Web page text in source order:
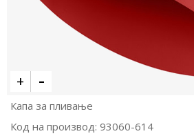
Капа за пливање
Код на производ: 93060-614